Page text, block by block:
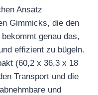
Ansatz
Gimmicks, die den
genau das,
effizient zu bügeln.
(60,2 x 36,3 x 18
Transport und die
und